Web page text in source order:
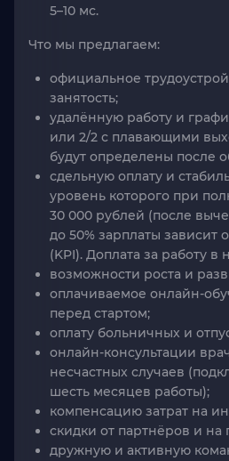
5–10 мс.
Что мы предлагаем:
официальное
занятость;
удалённую работу и
или 2/2 с плавающими
будут определены после
сдельную оплату и
уровень которого при
30 000 рублей (после
до 50% зарплаты зависит
(KPI). Доплата за работу
возможности роста и
оплачиваемое онлайн-
перед стартом;
оплату больничных и
онлайн-консультации
несчастных случаев
шесть месяцев работы);
компенсацию затрат на
скидки от партнёров и на
дружную и активную